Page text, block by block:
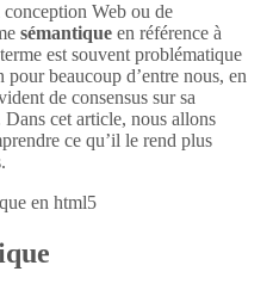
Web ou de
sémantique en référence à
est souvent problématique
beaucoup d’entre nous, en
de consensus sur sa
cet article, nous allons
ce qu’il le rend plus
en html5